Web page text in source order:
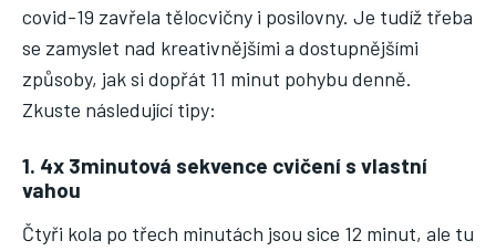
covid-19 zavřela tělocvičny i posilovny. Je tudíž třeba
se zamyslet nad kreativnějšími a dostupnějšími
způsoby, jak si dopřát 11 minut pohybu denně.
Zkuste následující tipy:
1. 4x 3minutová sekvence cvičení s vlastní
vahou
Čtyři kola po třech minutách jsou sice 12 minut, ale tu